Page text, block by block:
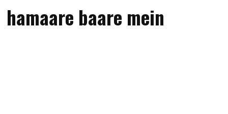
hamaare baare mein